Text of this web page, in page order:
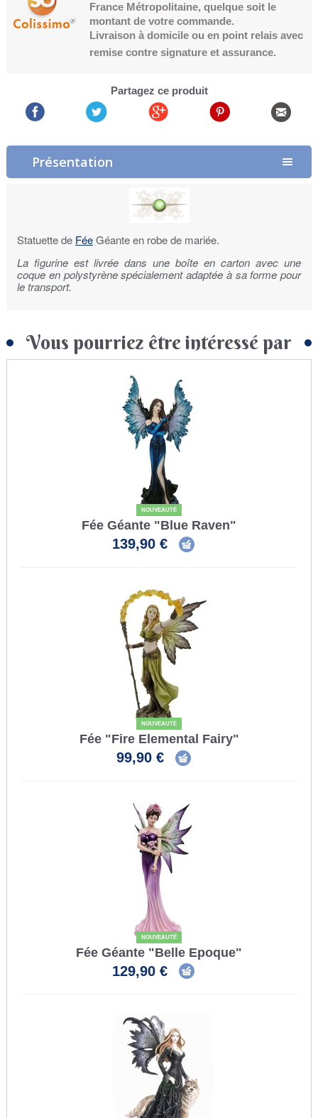
France Métropolitaine, quelque soit le
montant de votre commande.
Livraison à domicile ou en point relais avec
remise contre signature et assurance.
Partagez ce produit
Présentation
Statuette de FéeGéante en robe de mariée.
La figurine est livrée dans une boîte en carton avec une
coque en polystyrène spécialement adaptée à sa forme pour
le transport.
Vous pourriez être intéressé par
NOUVEAUTÉ
Fée Géante "Blue Raven"
139,90 €
NOUVEAUTÉ
Fée "Fire Elemental Fairy"
99,90 €
NOUVEAUTÉ
Fée Géante "Belle Epoque"
129,90 €